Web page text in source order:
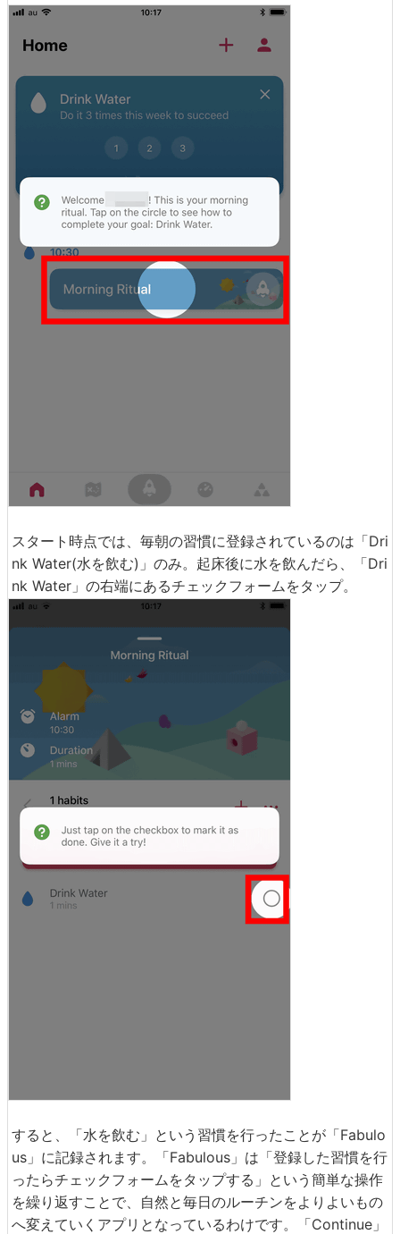
スタート時点では、毎朝の習慣に登録されているのは「Dri
nk Water(水を飲む)」のみ。起床後に水を飲んだら、「Dri
nk Water」の右端にあるチェックフォームをタップ。
すると、「水を飲む」という習慣を行ったことが「Fabulo
us」に記録されます。「Fabulous」は「登録した習慣を行
ったらチェックフォームをタップする」という簡単な操作
を繰り返すことで、自然と毎日のルーチンをよりよいもの
へ変えていくアプリとなっているわけです。「Continue」